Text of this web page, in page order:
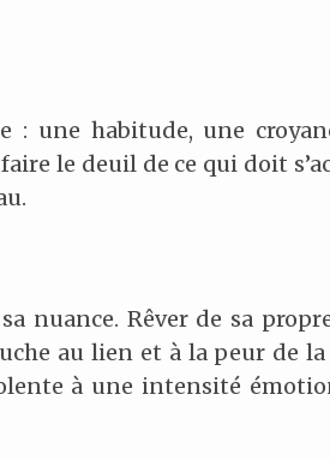
: une habitude, une
le deuil de ce qui doit
nuance. Rêver de sa
au lien et à la peur de
à une intensité